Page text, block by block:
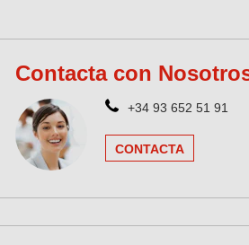
Contacta con
+34 93 652 51 91
CONTACTA